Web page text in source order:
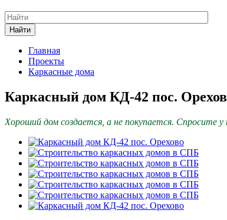
Найти
Главная
Проекты
Каркасные дома
Каркасный дом КД-42 пос.
Хороший дом создается, а не покупается. Спросите